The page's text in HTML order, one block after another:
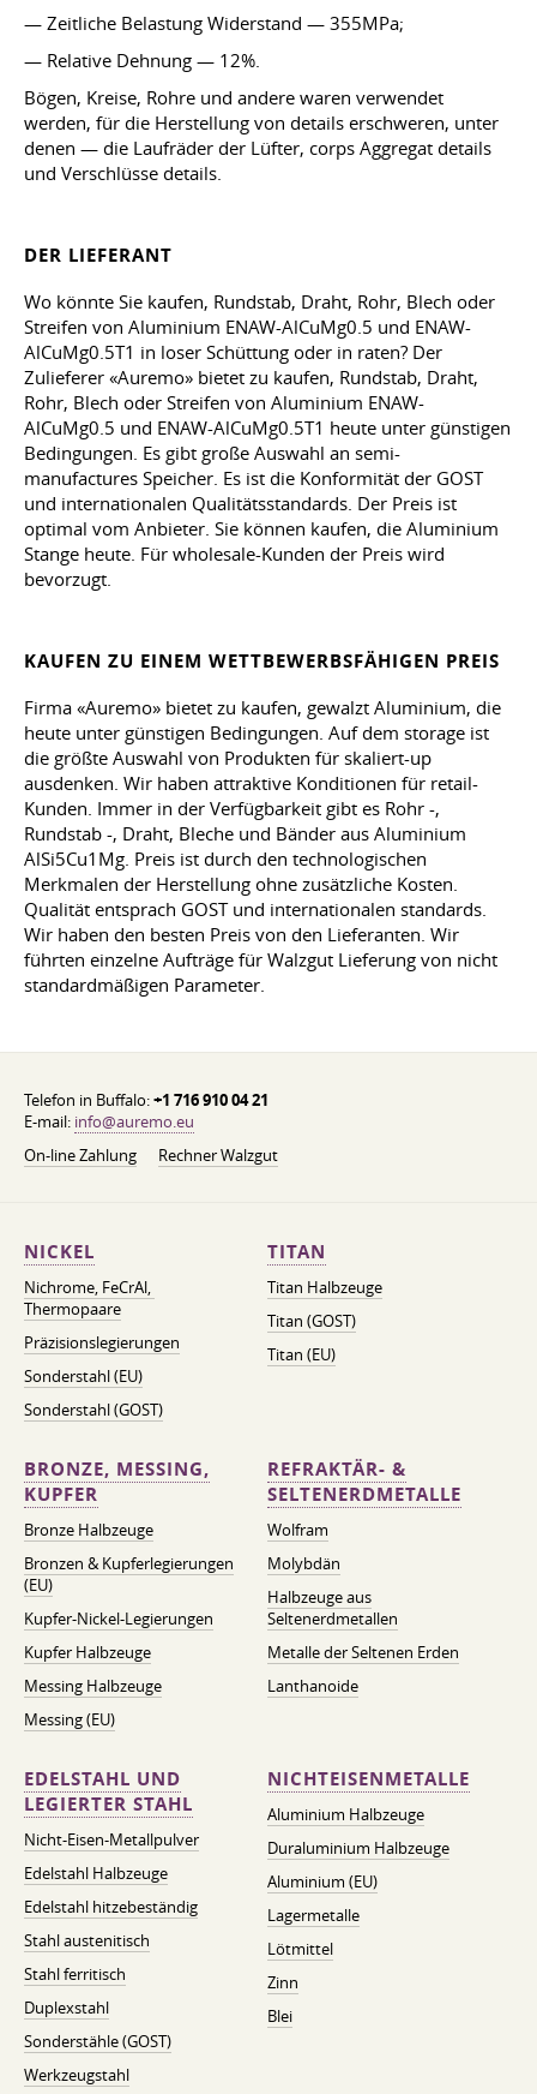
— Zeitliche Belastung Widerstand — 355MPa;
— Relative Dehnung — 12%.
Bögen, Kreise, Rohre und andere waren verwendet
werden, für die Herstellung von details erschweren, unter
denen — die Laufräder der Lüfter, corps Aggregat details
und Verschlüsse details.
DER LIEFERANT
Wo könnte Sie kaufen, Rundstab, Draht, Rohr, Blech oder
Streifen von Aluminium ENAW-AlCuMg0.5 und ENAW-
AlCuMg0.5T1 in loser Schüttung oder in raten? Der
Zulieferer «Auremo» bietet zu kaufen, Rundstab, Draht,
Rohr, Blech oder Streifen von Aluminium ENAW-
AlCuMg0.5 und ENAW-AlCuMg0.5T1 heute unter günstigen
Bedingungen. Es gibt große Auswahl an semi-
manufactures Speicher. Es ist die Konformität der GOST
und internationalen Qualitätsstandards. Der Preis ist
optimal vom Anbieter. Sie können kaufen, die Aluminium
Stange heute. Für wholesale-Kunden der Preis wird
bevorzugt.
KAUFEN ZU EINEM WETTBEWERBSFÄHIGEN PREIS
Firma «Auremo» bietet zu kaufen, gewalzt Aluminium, die
heute unter günstigen Bedingungen. Auf dem storage ist
die größte Auswahl von Produkten für skaliert-up
ausdenken. Wir haben attraktive Konditionen für retail-
Kunden. Immer in der Verfügbarkeit gibt es Rohr -,
Rundstab -, Draht, Bleche und Bänder aus Aluminium
AlSi5Cu1Mg. Preis ist durch den technologischen
Merkmalen der Herstellung ohne zusätzliche Kosten.
Qualität entsprach GOST und internationalen standards.
Wir haben den besten Preis von den Lieferanten. Wir
führten einzelne Aufträge für Walzgut Lieferung von nicht
standardmäßigen Parameter.
Telefon in Buffalo:+1 716 910 04 21
E-mail: info@auremo.eu
On-line Zahlung
Rechner Walzgut
NICKEL
Nichrome, FeСrAl, ​​
Thermopaare
Präzisionslegierungen
Sonderstahl (EU)
Sonderstahl (GOST)
TITAN
Titan Halbzeuge
Titan (GOST)
Titan (EU)
BRONZE, MESSING,
KUPFER
Bronze Halbzeuge
Bronzen & Kupferlegierungen
(EU)
Kupfer-Nickel-Legierungen
Kupfer Halbzeuge
Messing Halbzeuge
Messing (EU)
REFRAKTÄR- &
SELTENERDMETALLE
Wolfram
Molybdän
Halbzeuge aus
Seltenerdmetallen
Metalle der Seltenen Erden
Lanthanoide
EDELSTAHL UND
LEGIERTER STAHL
Nicht-Eisen-Metallpulver
Edelstahl Halbzeuge
Edelstahl hitzebeständig
Stahl austenitisch
Stahl ferritisch
Duplexstahl
Sonderstähle (GOST)
Werkzeugstahl
NICHTEISENMETALLE
Aluminium Halbzeuge
Duraluminium Halbzeuge
Aluminium (EU)
Lagermetalle
Lötmittel
Zinn
Blei